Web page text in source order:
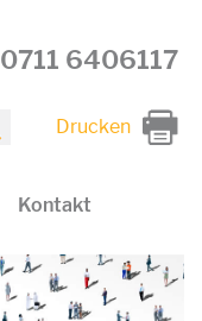
0711 6406117
Drucken
Kontakt